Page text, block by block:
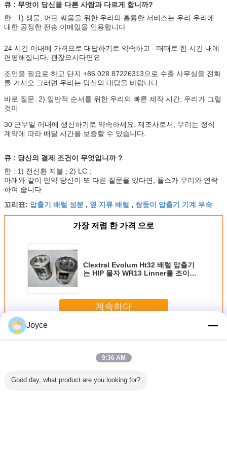
큐 : 무엇이 당신을 다른 사람과 다르게 합니까?
한 : 1) 생물, 어떤 싸움을 위한 우리의 훌륭한 서비스는 우리 우리에
대한 공정한 전송 이메일을 인용합니다
24 시간 이내에 가격으로 대답하기로 약속하고 - 때때로 한 시간 내에
편평해집니다. 괜찮으시다면요
조언을 필요로 하고 단지 +86 028 87226313으로 수출 사무실을 전화
를 거시오 그러면 우리는 당신의 대답을 바랍니다
바로 질문. 2) 일반적 순서를 위한 우리의 빠른 제작 시간, 우리가 그럴
것이
30 근무일 이내에 생산하기로 약속하세요. 제조사로서, 우리는 정식
계약에 따라 배달 시간을 보증할 수 있습니다.
큐 : 당신의 결제 조건이 무엇입니까 ?
한 : 1) 전신환 지불 ; 2) LC ;
아래와 같이 만약 당신이 또 다른 질문을 있다면, 플스가 우리와 연락
하여 줍니다
꼬리표: 압출기 배럴 성분 , 옆 지류 배럴 , 쌍둥이 압출기 기계 부속
가장 저렴 한 가격 으로
Clextral Evolum Ht32 배럴 압출기
는 HIP 물자 WR13 Linner를 조이고
계속하다
더 많은 것
Joyce
9:36 AM
Good day, what product are you looking for?